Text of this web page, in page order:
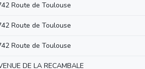
Route de Toulouse
Route de Toulouse
Route de Toulouse
DE LA RECAMBALE